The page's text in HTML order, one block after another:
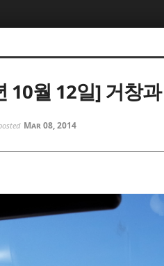
10월 12일] 거창
Mar 08, 2014